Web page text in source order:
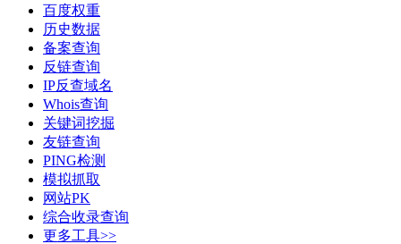
百度权重
历史数据
备案查询
反链查询
IP反查域名
Whois查询
关键词挖掘
友链查询
PING检测
模拟抓取
网站PK
综合收录查询
更多工具>>